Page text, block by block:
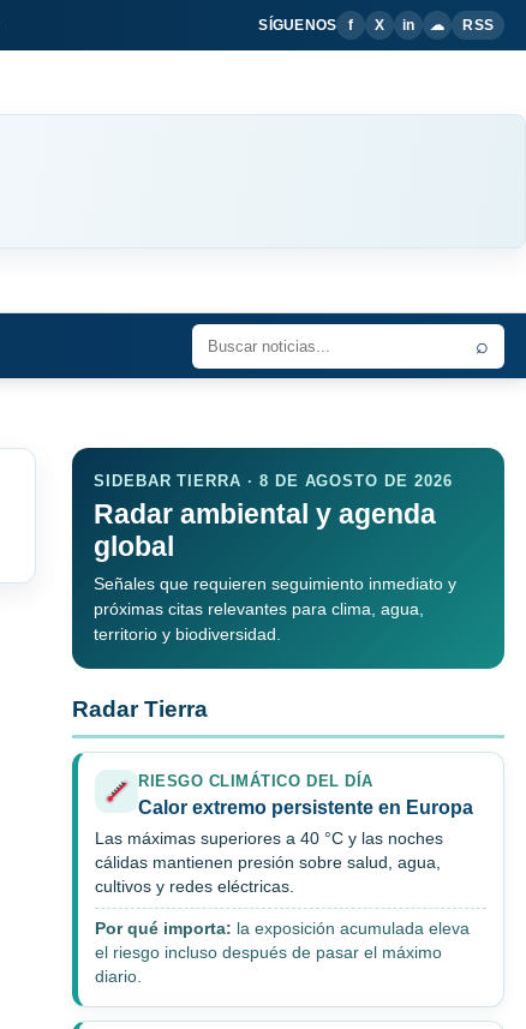
SÍGUENOS f X in ☁ RSS
⌕
SIDEBAR TIERRA · 8 DE AGOSTO DE 2026
Radar ambiental y agenda
global
Señales que requieren seguimiento inmediato y
próximas citas relevantes para clima, agua,
territorio y biodiversidad.
Radar Tierra
RIESGO CLIMÁTICO DEL DÍA
Calor extremo persistente en Europa
Las máximas superiores a 40 °C y las noches
cálidas mantienen presión sobre salud, agua,
cultivos y redes eléctricas.
Por qué importa: la exposición acumulada eleva
el riesgo incluso después de pasar el máximo
diario.